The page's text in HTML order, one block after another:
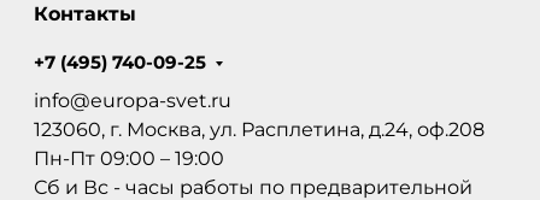
Контакты
+7 (495) 740-09-25
info@europa-svet.ru
123060, г. Москва, ул. Расплетина, д.24, оф.208
Пн-Пт 09:00 – 19:00
Сб и Вс - часы работы по предварительной